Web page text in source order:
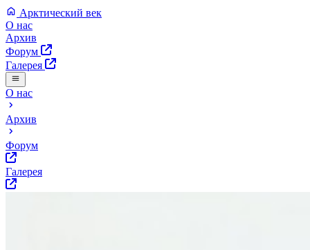
Арктический век
О нас
Архив
Форум
Галерея
О нас
Архив
Форум
Галерея